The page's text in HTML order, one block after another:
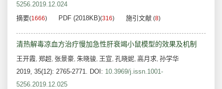
5256.2019.12.024
摘要(1666) PDF (2018KB)(316) 施引文献 (8)
清热解毒凉血方治疗慢加急性肝衰竭小鼠模型的效果及机制
王开霞, 郑超, 张景豪, 朱晓骏, 王宣, 孔晓妮, 高月求, 孙学华
2019, 35(12): 2765-2771. DOI: 10.3969/j.issn.1001-
5256.2019.12.025